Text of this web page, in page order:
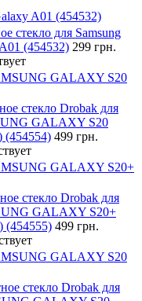
A01 (454532)
стекло для Samsung
(454532) 299 грн.
GALAXY S20
стекло Drobak для
GALAXY S20
(454554) 499 грн.
GALAXY S20+
стекло Drobak для
GALAXY S20+
(454555) 499 грн.
GALAXY S20
стекло Drobak для